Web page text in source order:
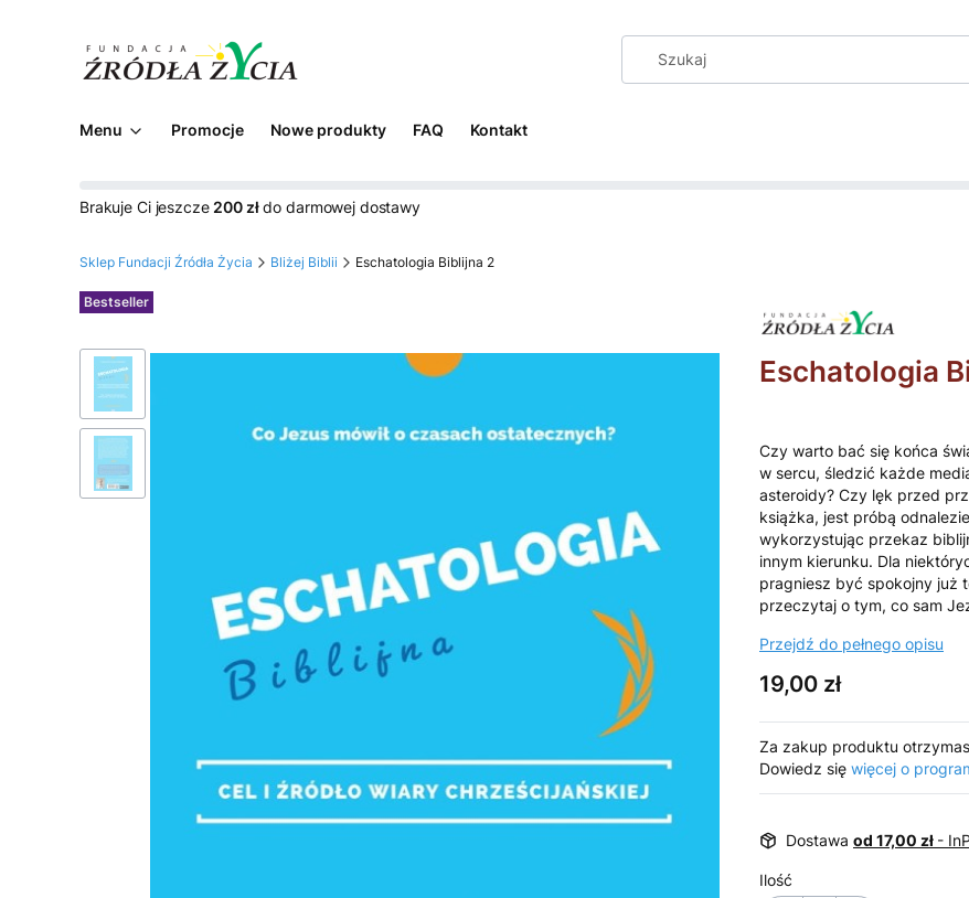
Menu Promocje Nowe produkty FAQ Kontakt
Brakuje Ci jeszcze 200 złdo darmowej dostawy
Sklep Fundacji Źródła Życia Bliżej Biblii Eschatologia Biblijna 2
Etykiety
Bestseller
Eschatologia
Czy warto bać się końca
w sercu, śledzić każde
asteroidy? Czy lęk przed
książka, jest próbą
wykorzystując przekaz
innym kierunku. Dla
pragniesz być spokojny już
przeczytaj o tym, co sam
Przejdź do pełnego opisu
Cena
19,00 zł
Za zakup produktu
Dowiedz się więcej o
Dostawa od 17,00 zł -
Ilość